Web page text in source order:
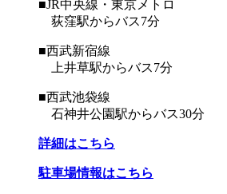
■JR中央線・東京メトロ
荻窪駅からバス7分
■西武新宿線
上井草駅からバス7分
■西武池袋線
石神井公園駅からバス30分
詳細はこちら
駐車場情報はこちら